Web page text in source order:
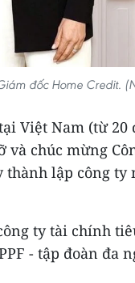
đốc Home Credit.
Việt Nam (từ 20
và chúc mừng
lập công ty
ty tài chính
- tập đoàn đa